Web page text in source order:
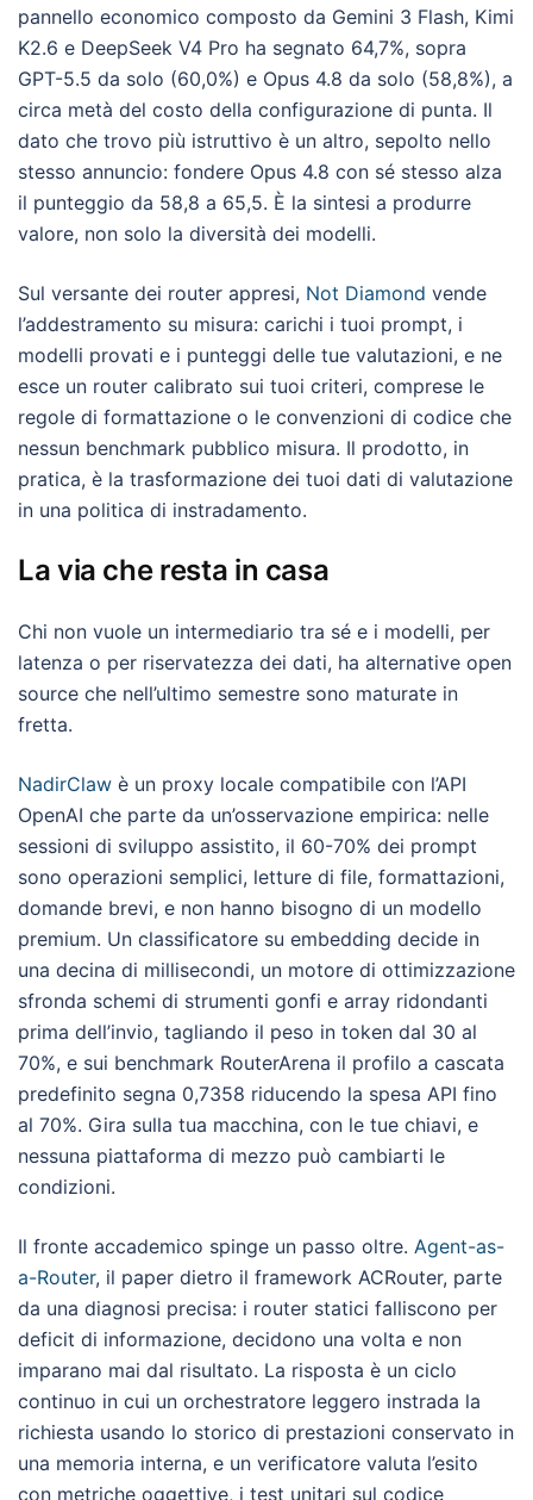
pannello economico composto da Gemini 3 Flash, Kimi
K2.6 e DeepSeek V4 Pro ha segnato 64,7%, sopra
GPT-5.5 da solo (60,0%) e Opus 4.8 da solo (58,8%), a
circa metà del costo della configurazione di punta. Il
dato che trovo più istruttivo è un altro, sepolto nello
stesso annuncio: fondere Opus 4.8 con sé stesso alza
il punteggio da 58,8 a 65,5. È la sintesi a produrre
valore, non solo la diversità dei modelli.
Sul versante dei router appresi, Not Diamond vende
l’addestramento su misura: carichi i tuoi prompt, i
modelli provati e i punteggi delle tue valutazioni, e ne
esce un router calibrato sui tuoi criteri, comprese le
regole di formattazione o le convenzioni di codice che
nessun benchmark pubblico misura. Il prodotto, in
pratica, è la trasformazione dei tuoi dati di valutazione
in una politica di instradamento.
La via che resta in casa
Chi non vuole un intermediario tra sé e i modelli, per
latenza o per riservatezza dei dati, ha alternative open
source che nell’ultimo semestre sono maturate in
fretta.
NadirClaw è un proxy locale compatibile con l’API
OpenAI che parte da un’osservazione empirica: nelle
sessioni di sviluppo assistito, il 60-70% dei prompt
sono operazioni semplici, letture di file, formattazioni,
domande brevi, e non hanno bisogno di un modello
premium. Un classificatore su embedding decide in
una decina di millisecondi, un motore di ottimizzazione
sfronda schemi di strumenti gonfi e array ridondanti
prima dell’invio, tagliando il peso in token dal 30 al
70%, e sui benchmark RouterArena il profilo a cascata
predefinito segna 0,7358 riducendo la spesa API fino
al 70%. Gira sulla tua macchina, con le tue chiavi, e
nessuna piattaforma di mezzo può cambiarti le
condizioni.
Il fronte accademico spinge un passo oltre. Agent-as-
a-Router, il paper dietro il framework ACRouter, parte
da una diagnosi precisa: i router statici falliscono per
deficit di informazione, decidono una volta e non
imparano mai dal risultato. La risposta è un ciclo
continuo in cui un orchestratore leggero instrada la
richiesta usando lo storico di prestazioni conservato in
una memoria interna, e un verificatore valuta l’esito
con metriche oggettive, i test unitari sul codice